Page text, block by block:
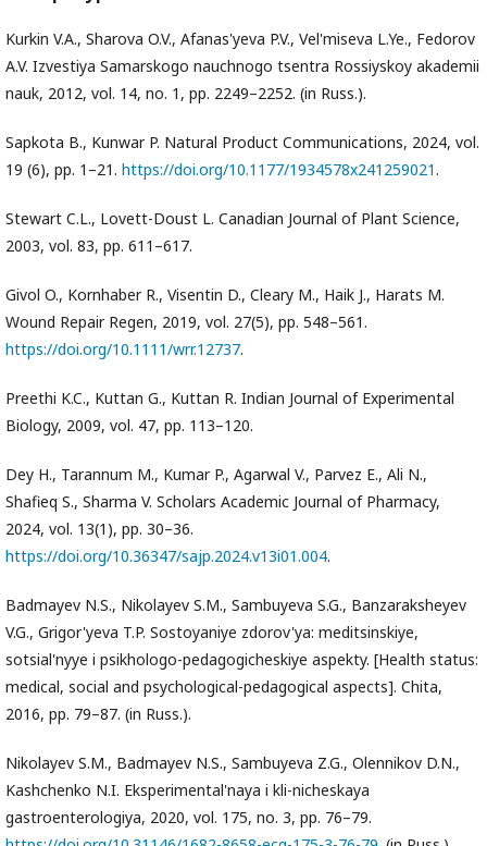
Kurkin V.A., Sharova O.V., Afanas'yeva P.V., Vel'miseva L.Ye., Fedorov
A.V. Izvestiya Samarskogo nauchnogo tsentra Rossiyskoy akademii
nauk, 2012, vol. 14, no. 1, pp. 2249–2252. (in Russ.).
Sapkota B., Kunwar P. Natural Product Communications, 2024, vol.
19 (6), pp. 1–21. https://doi.org/10.1177/1934578x241259021.
Stewart C.L., Lovett-Doust L. Canadian Journal of Plant Science,
2003, vol. 83, pp. 611–617.
Givol O., Kornhaber R., Visentin D., Cleary M., Haik J., Harats M.
Wound Repair Regen, 2019, vol. 27(5), pp. 548–561.
https://doi.org/10.1111/wrr.12737.
Preethi K.C., Kuttan G., Kuttan R. Indian Journal of Experimental
Biology, 2009, vol. 47, pp. 113–120.
Dey H., Tarannum M., Kumar P., Agarwal V., Parvez E., Ali N.,
Shafieq S., Sharma V. Scholars Academic Journal of Pharmacy,
2024, vol. 13(1), pp. 30–36.
https://doi.org/10.36347/sajp.2024.v13i01.004.
Badmayev N.S., Nikolayev S.M., Sambuyeva S.G., Banzaraksheyev
V.G., Grigor'yeva T.P. Sostoyaniye zdorov'ya: meditsinskiye,
sotsial'nyye i psikhologo-pedagogicheskiye aspekty. [Health status:
medical, social and psychological-pedagogical aspects]. Chita,
2016, pp. 79–87. (in Russ.).
Nikolayev S.M., Badmayev N.S., Sambuyeva Z.G., Olennikov D.N.,
Kashchenko N.I. Eksperimental'naya i kli-nicheskaya
gastroenterologiya, 2020, vol. 175, no. 3, pp. 76–79.